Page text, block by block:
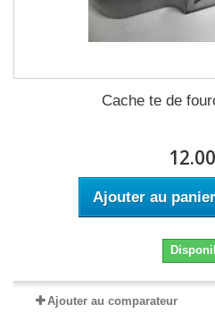
Cache te de
Ajouter au panier
Ajouter au comparateur